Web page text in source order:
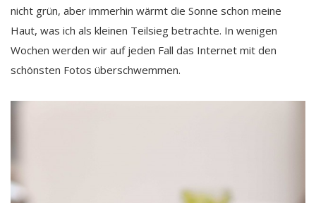
nicht grün, aber immerhin wärmt die Sonne schon meine
Haut, was ich als kleinen Teilsieg betrachte. In wenigen
Wochen werden wir auf jeden Fall das Internet mit den
schönsten Fotos überschwemmen.